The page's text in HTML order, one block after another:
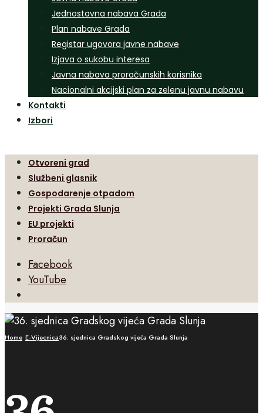
Jednostavna nabava Grada
Plan nabave Grada
Registar ugovora javne nabave
Izjava o sukobu interesa
Javna nabava proračunskih korisnika
Nacionalni akcijski plan za zelenu javnu nabavu
Kontakti
Izbori
Otvoreni grad
Službeni glasnik
Gospodarenje otpadom
Projekti Grada Slunja
EU projekti
Proračun
Facebook
YouTube
Search
Window
Home E-Vijecnica36. sjednica Gradskog vijeća Grada Slunja